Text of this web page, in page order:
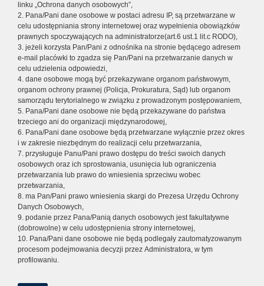
linku „Ochrona danych osobowych”,
2. Pana/Pani dane osobowe w postaci adresu IP, są przetwarzane w
celu udostępniania strony internetowej oraz wypełnienia obowiązków
prawnych spoczywających na administratorze(art.6 ust.1 lit.c RODO),
3. jeżeli korzysta Pan/Pani z odnośnika na stronie będącego adresem
e-mail placówki to zgadza się Pan/Pani na przetwarzanie danych w
celu udzielenia odpowiedzi,
4. dane osobowe mogą być przekazywane organom państwowym,
organom ochrony prawnej (Policja, Prokuratura, Sąd) lub organom
samorządu terytorialnego w związku z prowadzonym postępowaniem,
5. Pana/Pani dane osobowe nie będą przekazywane do państwa
trzeciego ani do organizacji międzynarodowej,
6. Pana/Pani dane osobowe będą przetwarzane wyłącznie przez okres
i w zakresie niezbędnym do realizacji celu przetwarzania,
7. przysługuje Panu/Pani prawo dostępu do treści swoich danych
osobowych oraz ich sprostowania, usunięcia lub ograniczenia
przetwarzania lub prawo do wniesienia sprzeciwu wobec
przetwarzania,
8. ma Pan/Pani prawo wniesienia skargi do Prezesa Urzędu Ochrony
Danych Osobowych,
9. podanie przez Pana/Panią danych osobowych jest fakultatywne
(dobrowolne) w celu udostępnienia strony internetowej,
10. Pana/Pani dane osobowe nie będą podlegały zautomatyzowanym
procesom podejmowania decyzji przez Administratora, w tym
profilowaniu.